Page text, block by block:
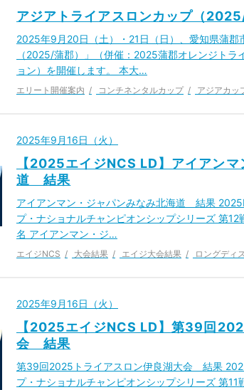
アジアトライアスロンカップ（
2025年9月20日（土）・21日（日）、愛知県蒲郡
（2025/蒲郡）」（併催：2025蒲郡オレンジトラ
ョン）を開催します。 本大…
エリート開催案内 コンチネンタルカップ アジアカッ
2025年9月16日（火）
【2025エイジNCS LD】アイアン
道 結果
アイアンマン・ジャパンみなみ北海道 結果
プ・ナショナルチャンピオンシップシリーズ 第
名 アイアンマン・ジ…
エイジNCS 大会結果 エイジ大会結果 ロングディ
2025年9月16日（火）
【2025エイジNCS LD】第39回
会 結果
第39回2025トライアスロン伊良湖大会 結果
プ・ナショナルチャンピオンシップシリーズ 第